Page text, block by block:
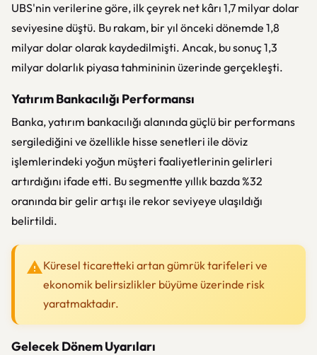
UBS'nin verilerine göre, ilk çeyrek net kârı 1,7 milyar dolar
seviyesine düştü. Bu rakam, bir yıl önceki dönemde 1,8
milyar dolar olarak kaydedilmişti. Ancak, bu sonuç 1,3
milyar dolarlık piyasa tahmininin üzerinde gerçekleşti.
Yatırım Bankacılığı Performansı
Banka, yatırım bankacılığı alanında güçlü bir performans
sergilediğini ve özellikle hisse senetleri ile döviz
işlemlerindeki yoğun müşteri faaliyetlerinin gelirleri
artırdığını ifade etti. Bu segmentte yıllık bazda %32
oranında bir gelir artışı ile rekor seviyeye ulaşıldığı
belirtildi.
Küresel ticaretteki artan gümrük tarifeleri ve
ekonomik belirsizlikler büyüme üzerinde risk
yaratmaktadır.
Gelecek Dönem Uyarıları